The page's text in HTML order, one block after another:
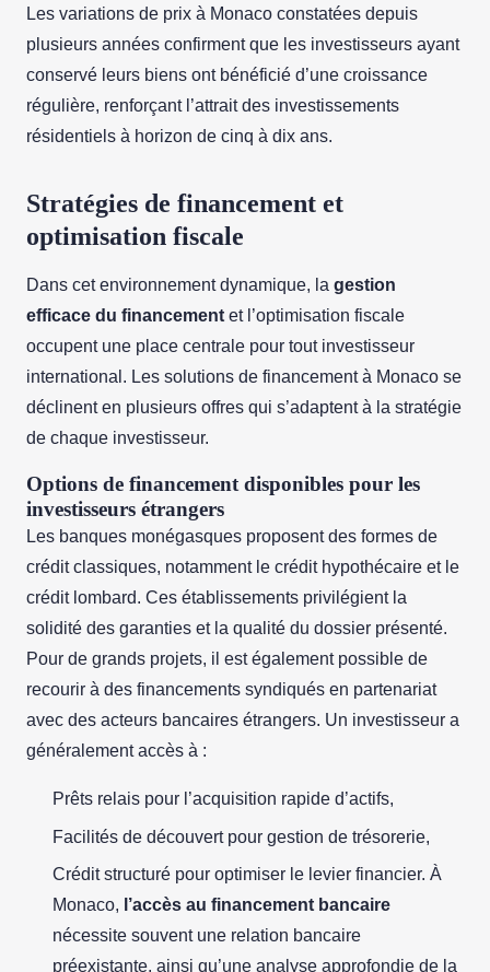
Les variations de prix à Monaco constatées depuis
plusieurs années confirment que les investisseurs ayant
conservé leurs biens ont bénéficié d’une croissance
régulière, renforçant l’attrait des investissements
résidentiels à horizon de cinq à dix ans.
Stratégies de financement et
optimisation fiscale
Dans cet environnement dynamique, la gestion
efficace du financement et l’optimisation fiscale
occupent une place centrale pour tout investisseur
international. Les solutions de financement à Monaco se
déclinent en plusieurs offres qui s’adaptent à la stratégie
de chaque investisseur.
Options de financement disponibles pour les
investisseurs étrangers
Les banques monégasques proposent des formes de
crédit classiques, notamment le crédit hypothécaire et le
crédit lombard. Ces établissements privilégient la
solidité des garanties et la qualité du dossier présenté.
Pour de grands projets, il est également possible de
recourir à des financements syndiqués en partenariat
avec des acteurs bancaires étrangers. Un investisseur a
généralement accès à :
Prêts relais pour l’acquisition rapide d’actifs,
Facilités de découvert pour gestion de trésorerie,
Crédit structuré pour optimiser le levier financier. À
Monaco, l’accès au financement bancaire
nécessite souvent une relation bancaire
préexistante, ainsi qu’une analyse approfondie de la